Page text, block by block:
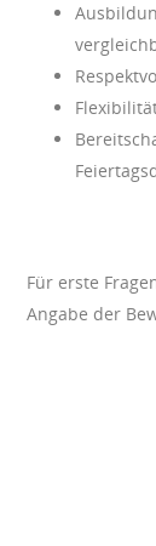
Für erste
Angabe der